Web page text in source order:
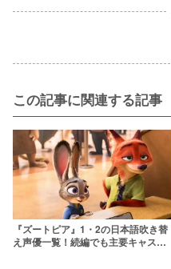
この記事に関連する記事
『ズートピア』1・2の日本語吹き替
え声優一覧！続編でも主要キャスト